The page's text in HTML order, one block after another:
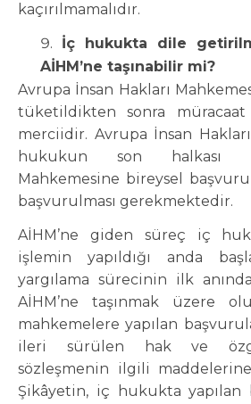
kaçırılmamalıdır.
İç hukukta dile
AİHM’ne taşınabilir mi?
Avrupa İnsan Hakları
tüketildikten sonra
merciidir. Avrupa İnsan
hukukun son halkası
Mahkemesine bireysel başvuru
başvurulması gerekmektedir.
AİHM’ne giden süreç iç
işlemin yapıldığı anda
yargılama sürecinin ilk
AİHM’ne taşınmak üzere
mahkemelere yapılan
ileri sürülen hak ve
sözleşmenin ilgili maddelerine
Şikâyetin, iç hukukta yapılan